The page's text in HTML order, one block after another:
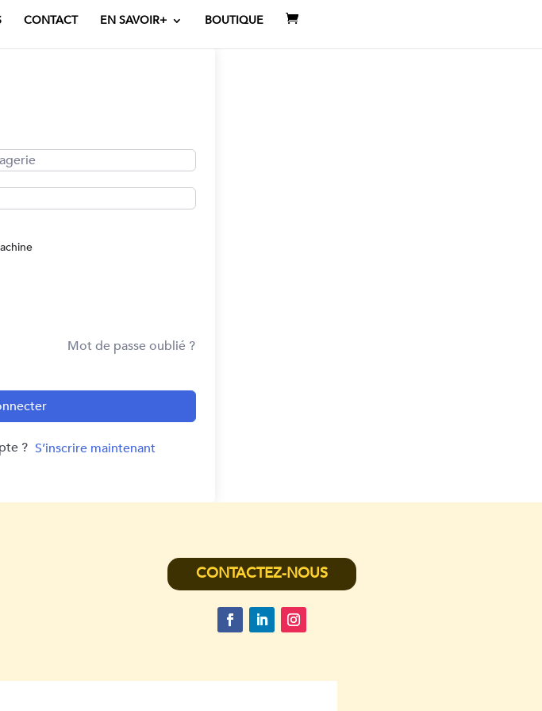
CONTACT EN SAVOIR+ BOUTIQUE
Mot de passe oublié ?
? S’inscrire maintenant
CONTACTEZ-NOUS